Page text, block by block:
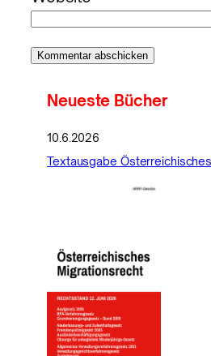
Neueste Bücher
10.6.2026
Textausgabe